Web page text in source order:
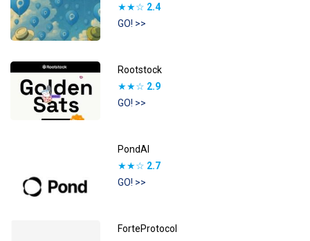
★★☆ 2.4
GO! >>
Rootstock
★★☆ 2.9
GO! >>
PondAI
★★☆ 2.7
GO! >>
ForteProtocol